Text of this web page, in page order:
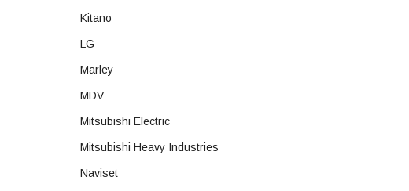
Kitano
LG
Marley
MDV
Mitsubishi Electric
Mitsubishi Heavy Industries
Naviset